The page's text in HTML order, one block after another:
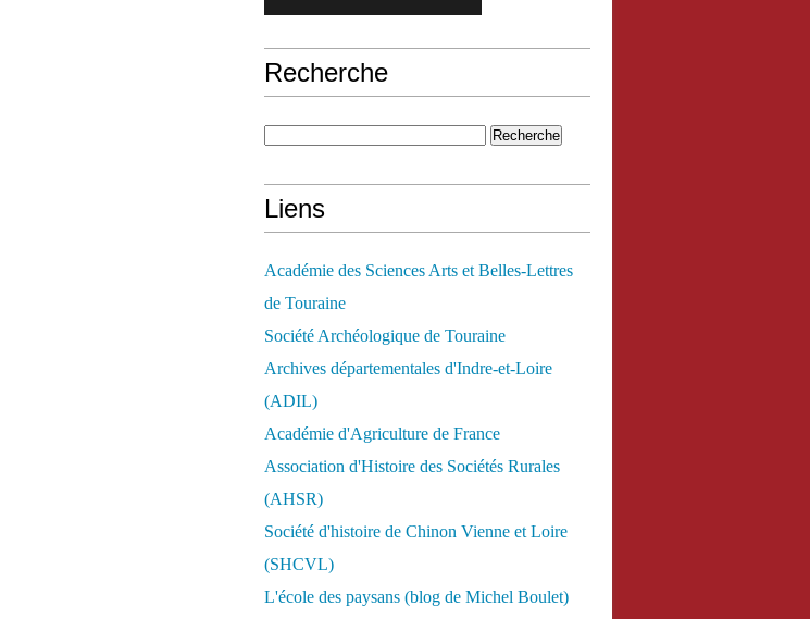
Recherche
Liens
Académie des Sciences Arts et Belles-Lettres
de Touraine
Société Archéologique de Touraine
Archives départementales d'Indre-et-Loire
(ADIL)
Académie d'Agriculture de France
Association d'Histoire des Sociétés Rurales
(AHSR)
Société d'histoire de Chinon Vienne et Loire
(SHCVL)
L'école des paysans (blog de Michel Boulet)